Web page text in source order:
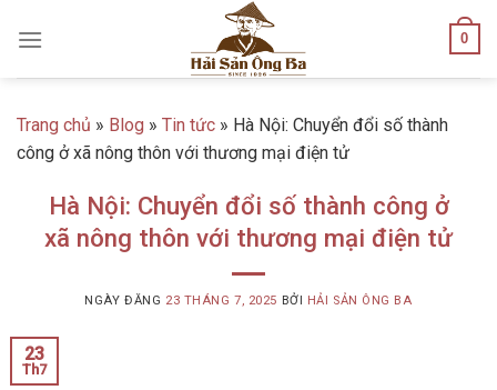
0
Trang chủ » Blog » Tin tức » Hà Nội: Chuyển đổi số thành
công ở xã nông thôn với thương mại điện tử
Hà Nội: Chuyển đổi số thành công ở
xã nông thôn với thương mại điện tử
NGÀY ĐĂNG 23 THÁNG 7, 2025 BỞI HẢI SẢN ÔNG BA
23
Th7